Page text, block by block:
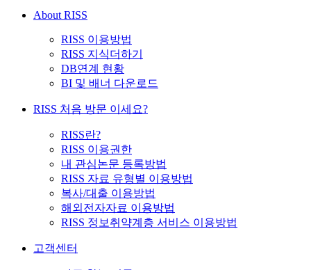
About RISS
RISS 이용방법
RISS 지식더하기
DB연계 현황
BI 및 배너 다운로드
RISS 처음 방문 이세요?
RISS란?
RISS 이용권한
내 관심논문 등록방법
RISS 자료 유형별 이용방법
복사/대출 이용방법
해외전자자료 이용방법
RISS 정보취약계층 서비스 이용방법
고객센터